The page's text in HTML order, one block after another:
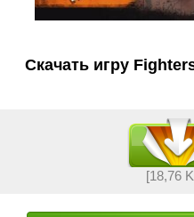
Скачать игру
[18,76